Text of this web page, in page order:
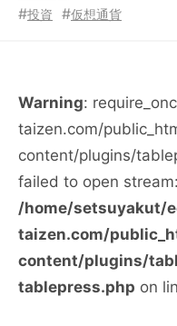
#投資 #仮想通貨
Warning:
taizen.com/
content/plugins/
failed to open
/home/setsuyakut/
taizen.com/
content/plugins/
tablepress.php on